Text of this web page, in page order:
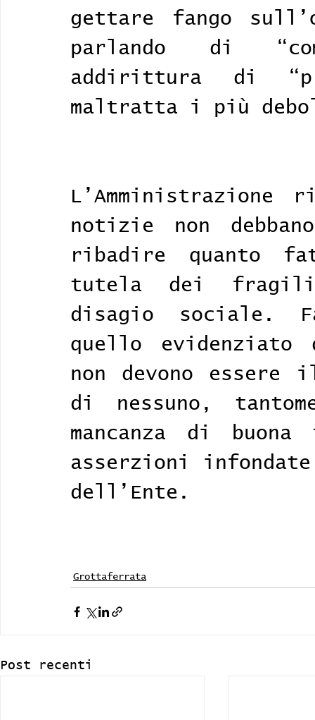
gettare fango
parlando di
addirittura di
maltratta i più
notizie non
ribadire quanto
tutela dei
disagio sociale.
quello evidenziato
non devono
di nessuno,
mancanza di
asserzioni
dell’Ente.
Grottaferrata
Post recenti